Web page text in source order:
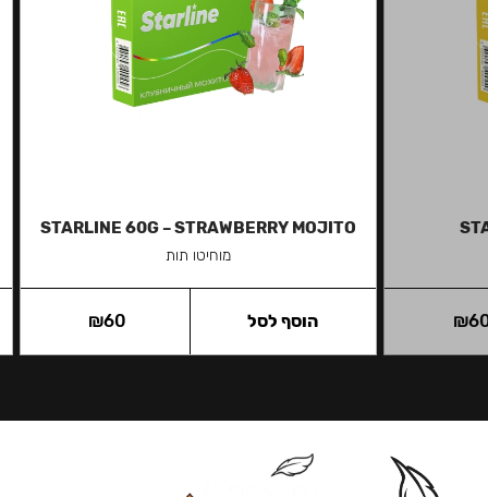
₪
STARLINE 60G – STRAWBERRY MOJITO
מוחיטו תות
₪60 הוסף לסל